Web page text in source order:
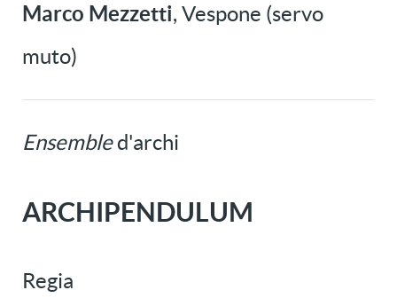
Marco Mezzetti, Vespone (servo
muto)
Ensembled'archi
ARCHIPENDULUM
Regia